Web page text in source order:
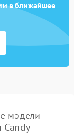
в ближайшее
модели